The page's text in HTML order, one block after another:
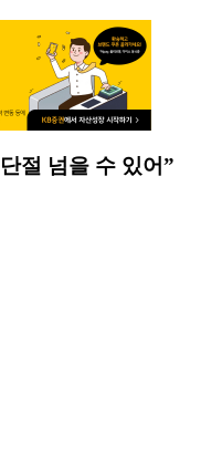
절 넘을 수 있어”